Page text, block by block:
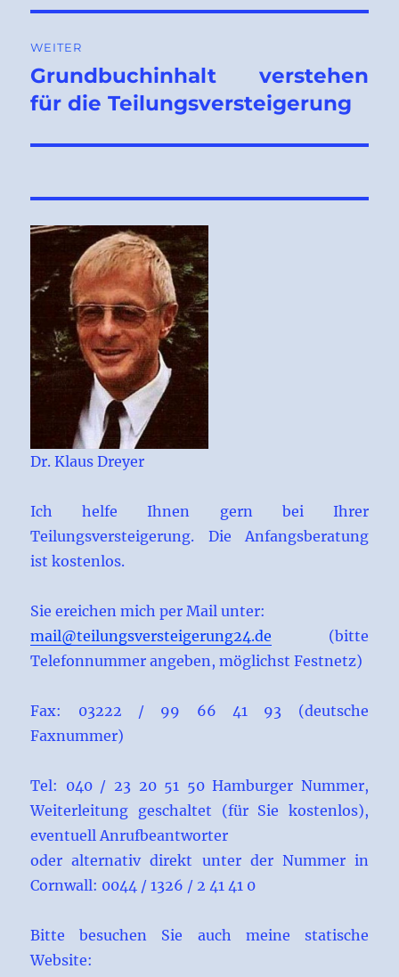
WEITER
Nächster
Beitrag:
Grundbuchinhalt verstehen
für die Teilungsversteigerung
Dr. Klaus Dreyer
Ich helfe Ihnen gern bei Ihrer
Teilungsversteigerung. Die Anfangsberatung
ist kostenlos.
Sie ereichen mich per Mail unter:
mail@teilungsversteigerung24.de (bitte
Telefonnummer angeben, möglichst Festnetz)
Fax: 03222 / 99 66 41 93 (deutsche
Faxnummer)
Tel: 040 / 23 20 51 50 Hamburger Nummer,
Weiterleitung geschaltet (für Sie kostenlos),
eventuell Anrufbeantworter
oder alternativ direkt unter der Nummer in
Cornwall: 0044 / 1326 / 2 41 41 0
Bitte besuchen Sie auch meine statische
Website: